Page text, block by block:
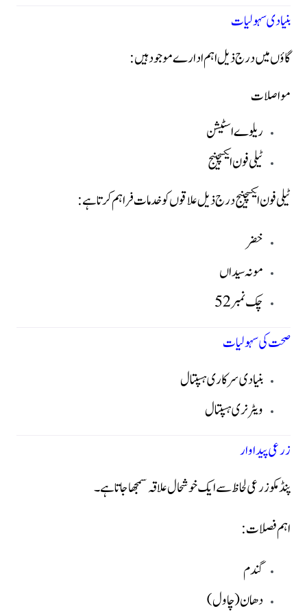
بنیادی سہولیات
گاؤں میں درج ذیل اہم ادارے موجود ہیں:
مواصلات
ریلوے اسٹیشن
ٹیلی فون ایکسچینج
ٹیلی فون ایکسچینج درج ذیل علاقوں کو خدمات فراہم کرتا ہے:
خضر
مونہ سیداں
چک نمبر 52
صحت کی سہولیات
بنیادی سرکاری ہسپتال
ویٹرنری ہسپتال
زرعی پیداوار
پنڈ مکو زرعی لحاظ سے ایک خوشحال علاقہ سمجھا جاتا ہے۔
اہم فصلات:
گندم
دھان (چاول)